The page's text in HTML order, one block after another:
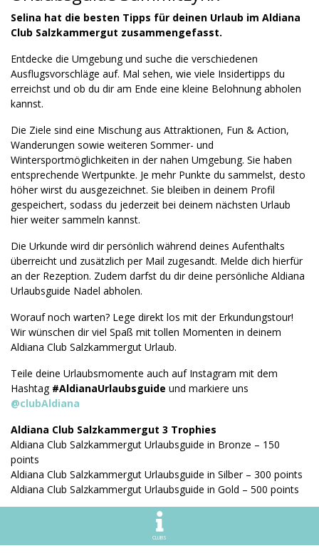
Selina hat die besten Tipps für deinen Urlaub im Aldiana
Club Salzkammergut zusammengefasst.
Entdecke die Umgebung und suche die verschiedenen
Ausflugsvorschläge auf. Mal sehen, wie viele Insidertipps du
erreichst und ob du dir am Ende eine kleine Belohnung abholen
kannst.
Die Ziele sind eine Mischung aus Attraktionen, Fun & Action,
Wanderungen sowie weiteren Sommer- und
Wintersportmöglichkeiten in der nahen Umgebung. Sie haben
entsprechende Wertpunkte. Je mehr Punkte du sammelst, desto
höher wirst du ausgezeichnet. Sie bleiben in deinem Profil
gespeichert, sodass du jederzeit bei deinem nächsten Urlaub
hier weiter sammeln kannst.
Die Urkunde wird dir persönlich während deines Aufenthalts
überreicht und zusätzlich per Mail zugesandt. Melde dich hierfür
an der Rezeption. Zudem darfst du dir deine persönliche Aldiana
Urlaubsguide Nadel abholen.
Worauf noch warten? Lege direkt los mit der Erkundungstour!
Wir wünschen dir viel Spaß mit tollen Momenten in deinem
Aldiana Club Salzkammergut Urlaub.
Teile deine Urlaubsmomente auch auf Instagram mit dem
Hashtag #AldianaUrlaubsguide und markiere uns
@clubAldiana
Aldiana Club Salzkammergut 3 Trophies
Aldiana Club Salzkammergut Urlaubsguide in Bronze – 150
points
Aldiana Club Salzkammergut Urlaubsguide in Silber – 300 points
Aldiana Club Salzkammergut Urlaubsguide in Gold – 500 points
Sofern du die Ausflüge mit der Einkehr am jeweiligen Ort verbinden
möchtest, empfehlen wir zuvor die Öffnungszeiten und –tage zu prüfen.
Achtung: Die Ziele sind teilweise jahreszeitgebunden.
CLUBS